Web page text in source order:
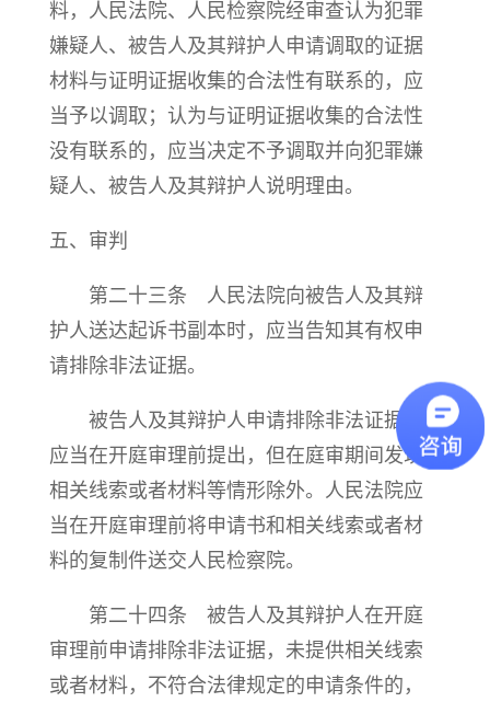
料，人民法院、人民检察院经审查认为犯罪
嫌疑人、被告人及其辩护人申请调取的证据
材料与证明证据收集的合法性有联系的，应
当予以调取；认为与证明证据收集的合法性
没有联系的，应当决定不予调取并向犯罪嫌
疑人、被告人及其辩护人说明理由。
五、审判
第二十三条 人民法院向被告人及其辩
护人送达起诉书副本时，应当告知其有权申
请排除非法证据。
被告人及其辩护人申请排除非法证据，
应当在开庭审理前提出，但在庭审期间发现
相关线索或者材料等情形除外。人民法院应
当在开庭审理前将申请书和相关线索或者材
料的复制件送交人民检察院。
第二十四条 被告人及其辩护人在开庭
审理前申请排除非法证据，未提供相关线索
或者材料，不符合法律规定的申请条件的，